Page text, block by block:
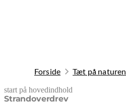
Forside Tæt på naturen
start på hovedindhold
Strandoverdrev
senest opdateret 9. februar 2026